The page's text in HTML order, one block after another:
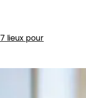
7 lieux pour